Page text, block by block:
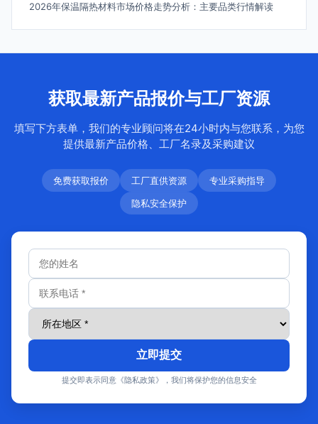
2026年保温隔热材料市场价格走势分析：主要品类行情解读
获取最新产品报价与工厂资源
填写下方表单，我们的专业顾问将在24小时内与您联系，为您
提供最新产品价格、工厂名录及采购建议
免费获取报价 工厂直供资源
专业采购指导
隐私安全保护
立即提交
提交即表示同意《隐私政策》，我们将保护您的信息安全